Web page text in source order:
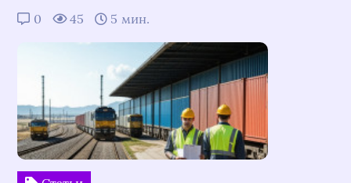
0 45 5 мин.